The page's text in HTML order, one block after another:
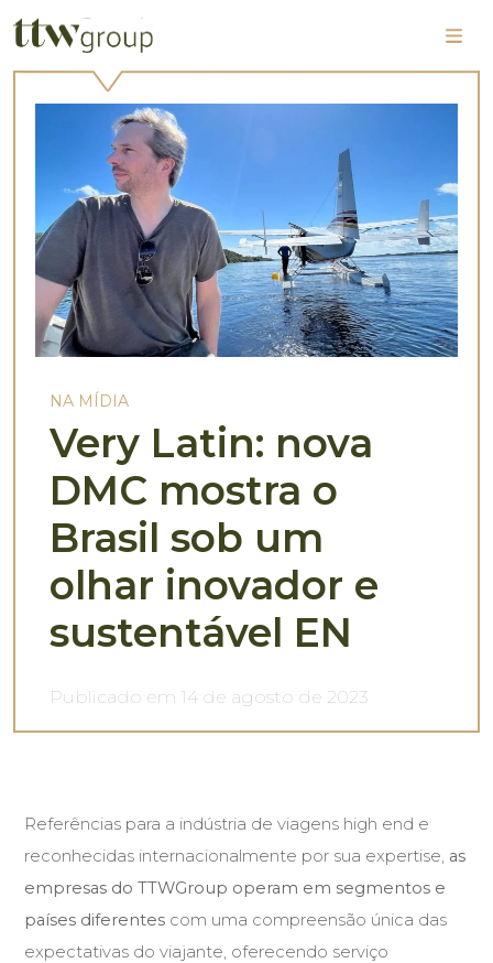
NA MÍDIA
Very Latin: nova
DMC mostra o
Brasil sob um
olhar inovador e
sustentável EN
Publicado em 14 de agosto de 2023
Referências para a indústria de viagens high end e
reconhecidas internacionalmente por sua expertise, as
empresas do TTWGroup operam em segmentos e
países diferentes com uma compreensão única das
expectativas do viajante, oferecendo serviço